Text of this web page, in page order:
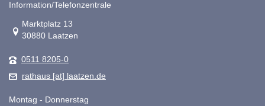
Information/Telefonzentrale
Link zur Google-Maps Navigation
Marktplatz 13
30880 Laatzen
0511 8205-0
rathaus [at] laatzen.de
Montag - Donnerstag